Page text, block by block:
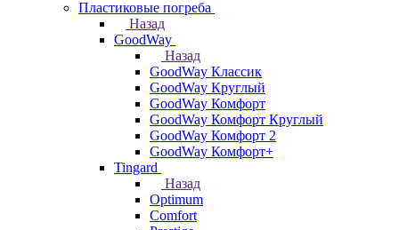
Пластиковые погреба
Назад
GoodWay
Назад
GoodWay Классик
GoodWay Круглый
GoodWay Комфорт
GoodWay Комфорт Круглый
GoodWay Комфорт 2
GoodWay Комфорт+
Tingard
Назад
Optimum
Comfort